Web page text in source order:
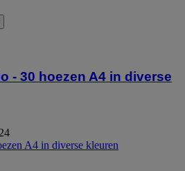
- 30 hoezen A4 in diverse
A4 in diverse kleuren